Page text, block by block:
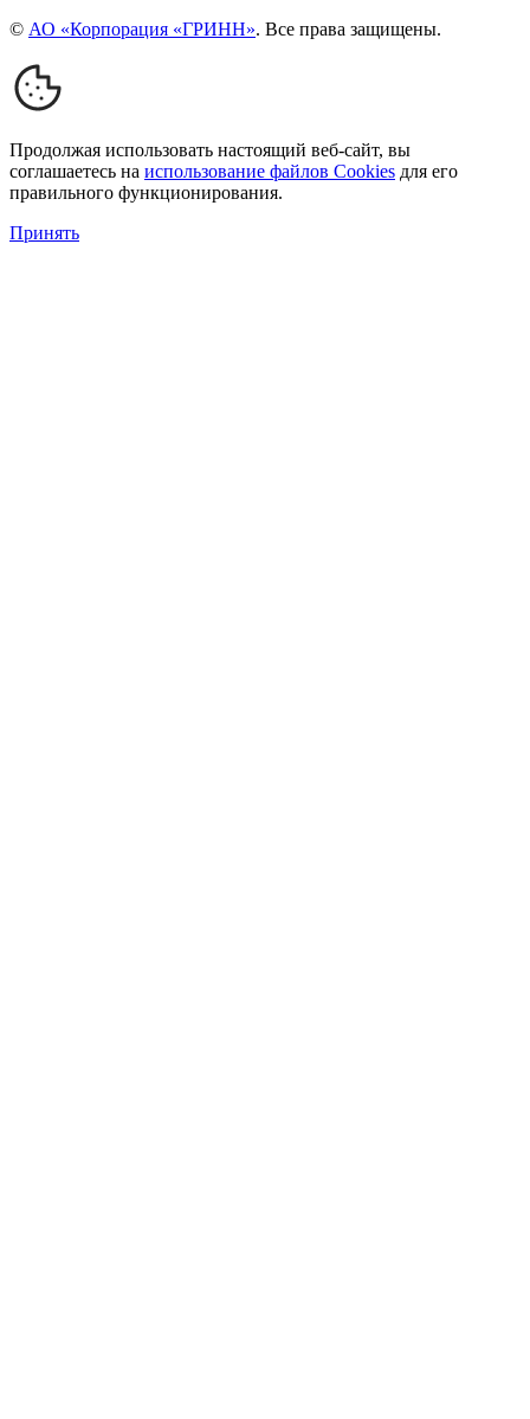
© АО «Корпорация «ГРИНН». Все права защищены.
Продолжая использовать настоящий веб-сайт, вы
соглашаетесь на использование файлов Cookies для его
правильного функционирования.
Принять